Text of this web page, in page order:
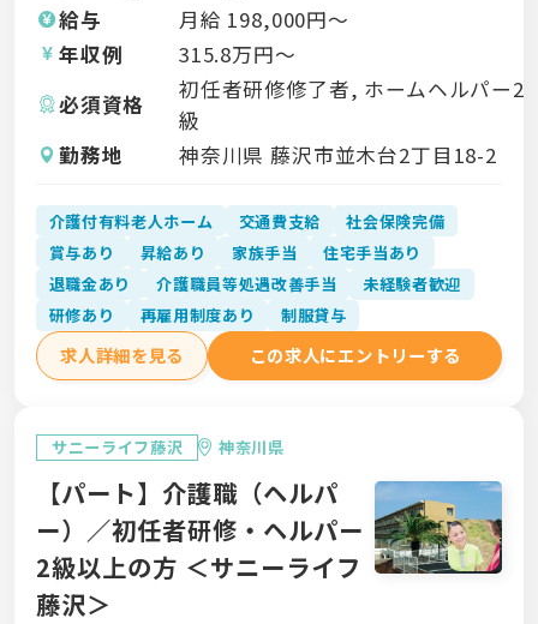
給与
月給 198,000円〜
年収例
315.8万円〜
必須資格
初任者研修修了者, ホームヘルパー2
級
勤務地
神奈川県 藤沢市並木台2丁目18-2
介護付有料老人ホーム 交通費支給
社会保険完備
賞与あり
昇給あり 家族手当
住宅手当あり
退職金あり
介護職員等処遇改善手当
未経験者歓迎
研修あり
再雇用制度あり 制服貸与
求人詳細を見る この求人にエントリーする
サニーライフ藤沢 神奈川県
【パート】介護職（ヘルパ
ー）／初任者研修・ヘルパー
2級以上の方 ＜サニーライフ
藤沢＞